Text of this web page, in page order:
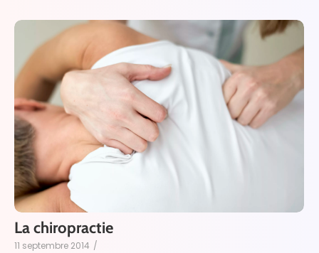
La chiropractie
11 septembre 2014 /